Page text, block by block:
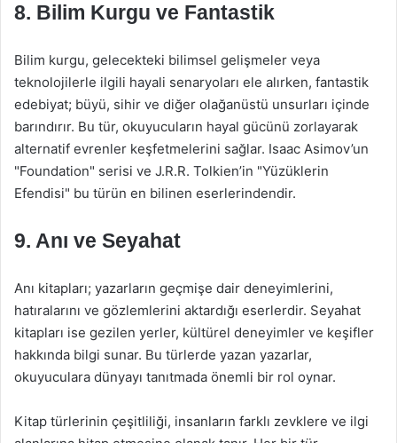
8. Bilim Kurgu ve Fantastik
Bilim kurgu, gelecekteki bilimsel gelişmeler veya
teknolojilerle ilgili hayali senaryoları ele alırken, fantastik
edebiyat; büyü, sihir ve diğer olağanüstü unsurları içinde
barındırır. Bu tür, okuyucuların hayal gücünü zorlayarak
alternatif evrenler keşfetmelerini sağlar. Isaac Asimov’un
"Foundation" serisi ve J.R.R. Tolkien’in "Yüzüklerin
Efendisi" bu türün en bilinen eserlerindendir.
9. Anı ve Seyahat
Anı kitapları; yazarların geçmişe dair deneyimlerini,
hatıralarını ve gözlemlerini aktardığı eserlerdir. Seyahat
kitapları ise gezilen yerler, kültürel deneyimler ve keşifler
hakkında bilgi sunar. Bu türlerde yazan yazarlar,
okuyuculara dünyayı tanıtmada önemli bir rol oynar.
Kitap türlerinin çeşitliliği, insanların farklı zevklere ve ilgi